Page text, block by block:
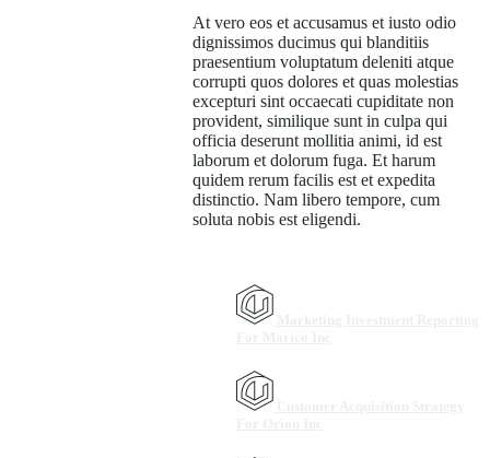
At vero eos et accusamus et iusto odio
dignissimos ducimus qui blanditiis
praesentium voluptatum deleniti atque
corrupti quos dolores et quas molestias
excepturi sint occaecati cupiditate non
provident, similique sunt in culpa qui
officia deserunt mollitia animi, id est
laborum et dolorum fuga. Et harum
quidem rerum facilis est et expedita
distinctio. Nam libero tempore, cum
soluta nobis est eligendi.